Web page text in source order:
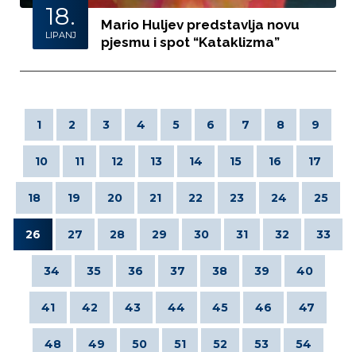
18.
LIPANJ
Mario Huljev predstavlja novu
pjesmu i spot “Kataklizma”
1 2 3 4 5 6 7 8 9
10 11 12 13 14 15 16 17
18 19 20 21 22 23 24 25
26 27 28 29 30 31 32 33
34 35 36 37 38 39 40
41 42 43 44 45 46 47
48 49 50 51 52 53 54